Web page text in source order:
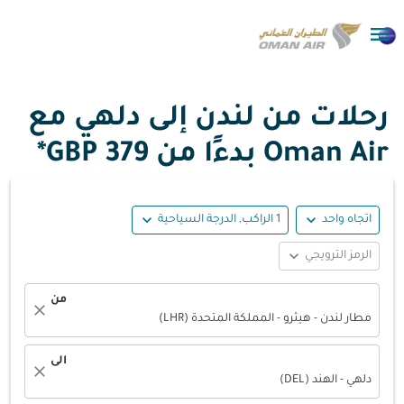

رحلات من لندن إلى دلهي مع
Oman Air بدءًا من
379 GBP*
اتجاه واحد expand_more 1 الراكب, الدرجة السياحية expand_more
الرمز الترويجي expand_more
من
مطار لندن - هيثرو - المملكة المتحدة (LHR)
close
الى
دلهي - الهند (DEL)
close